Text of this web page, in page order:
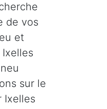
de vos
et
sur le
Ixelles